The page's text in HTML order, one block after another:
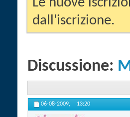
dall'iscrizione.
Discussione:
06-08-2009, 13:20